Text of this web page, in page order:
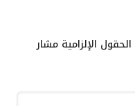
الحقول الإلزامية مشار